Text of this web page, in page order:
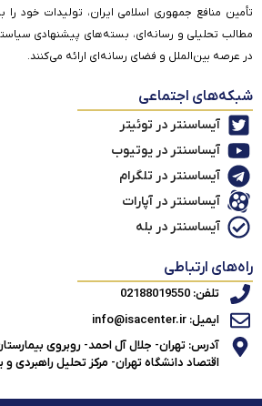
تأمین منافع جمهوری اسلامی ایران، تولیدات خود
مطالب تحلیلی و رسانه‌ای، بسته‌های پیشنهادی
در عرصه بین‌الملل و فضای رسانه‌ای ارائه می‌کنند.
شبکه‌های اجتماعی
آیساسنتر در توئیتر
آیساسنتر در یوتیوب
آیساسنتر در تلگرام
آیساسنتر در آپارات
آیساسنتر در بله
راه‌های ارتباطی
تلفن: 02188019550
ایمیل: info@isacenter.ir
آدرس: تهران- جلال آل احمد- روبروی
اقتصاد دانشگاه تهران- مرکز تحلیل راهبردی و